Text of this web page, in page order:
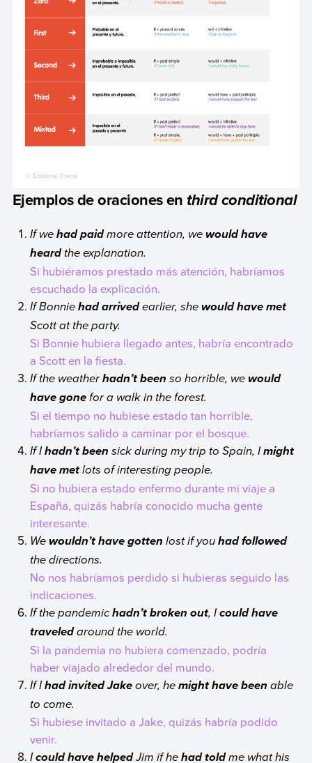
Ejemplos de oraciones en third conditional
If wehad paidmore attention, we would have
heard the explanation.
Si hubiéramos prestado más atención, habríamos
escuchado la explicación.
If Bonniehad arrivedearlier, she would have met
Scott at the party.
Si Bonnie hubiera llegado antes, habría encontrado
a Scott en la fiesta.
If the weatherhadn’t beenso horrible, we would
have gonefor a walk in the forest.
Si el tiempo no hubiese estado tan horrible,
habríamos salido a caminar por el bosque.
If Ihadn’t beensick during my trip to Spain, Imight
have metlots of interesting people.
Si no hubiera estado enfermo durante mi viaje a
España, quizás habría conocido mucha gente
interesante.
We wouldn’t have gottenlost if youhad followed
the directions.
No nos habríamos perdido si hubieras seguido las
indicaciones.
If the pandemichadn’t broken out, Icould have
traveledaround the world.
Si la pandemia no hubiera comenzado, podría
haber viajado alrededor del mundo.
If Ihad invited Jakeover, hemight have beenable
to come.
Si hubiese invitado a Jake, quizás habría podido
venir.
Icould have helpedJim if hehad toldme what his